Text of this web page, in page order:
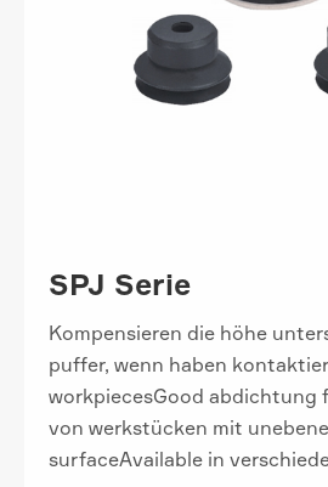
SPJ Serie
Kompensieren die höhe
puffer, wenn haben
workpiecesGood abdichtung
von werkstücken mit
surfaceAvailable in